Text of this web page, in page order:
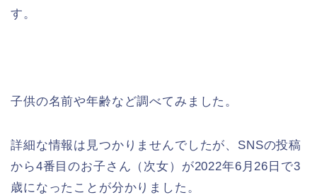
す。
子供の名前や年齢など調べてみました。
詳細な情報は見つかりませんでしたが、SNSの投稿
から4番目のお子さん（次女）が2022年6月26日で3
歳になったことが分かりました。